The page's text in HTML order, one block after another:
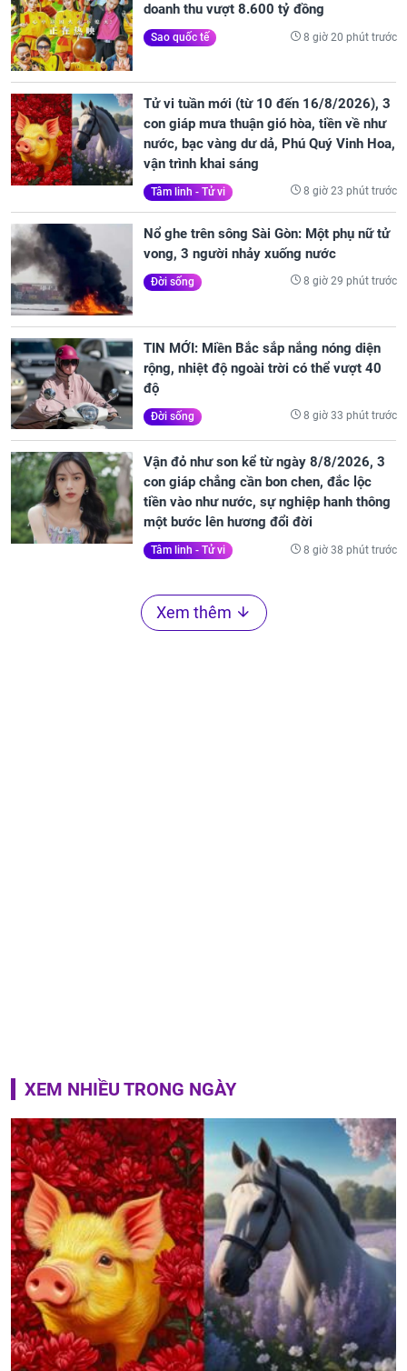
doanh thu vượt 8.600 tỷ đồng
Sao quốc tế 8 giờ 20 phút trước
Tử vi tuần mới (từ 10 đến 16/8/2026), 3
con giáp mưa thuận gió hòa, tiền về như
nước, bạc vàng dư dả, Phú Quý Vinh Hoa,
vận trình khai sáng
Tâm linh - Tử vi 8 giờ 23 phút trước
Nổ ghe trên sông Sài Gòn: Một phụ nữ tử
vong, 3 người nhảy xuống nước
Đời sống 8 giờ 29 phút trước
TIN MỚI: Miền Bắc sắp nắng nóng diện
rộng, nhiệt độ ngoài trời có thể vượt 40
độ
Đời sống 8 giờ 33 phút trước
Vận đỏ như son kể từ ngày 8/8/2026, 3
con giáp chẳng cần bon chen, đắc lộc
tiền vào như nước, sự nghiệp hanh thông
một bước lên hương đổi đời
Tâm linh - Tử vi 8 giờ 38 phút trước
Xem thêm
XEM NHIỀU TRONG NGÀY